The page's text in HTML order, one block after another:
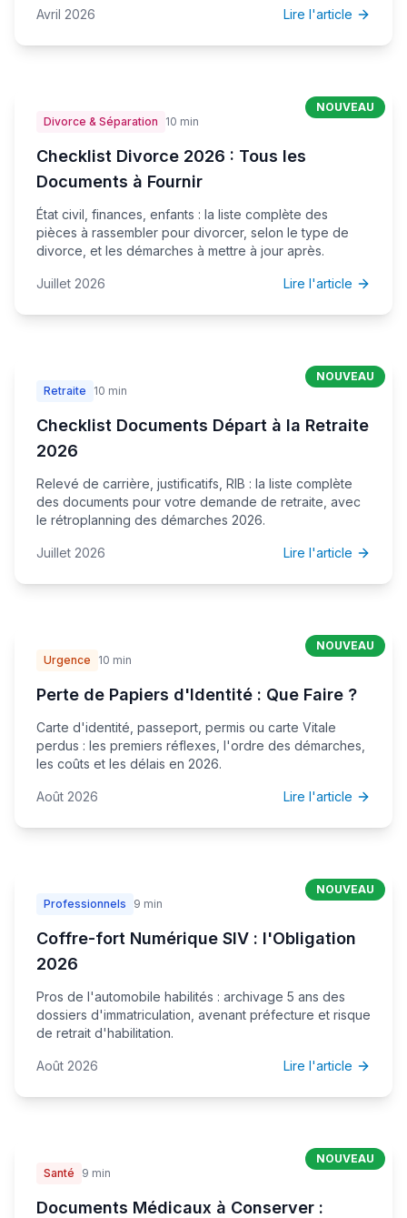
Avril 2026 Lire l'article
NOUVEAU
Divorce & Séparation
10 min
Checklist Divorce 2026 : Tous les
Documents à Fournir
État civil, finances, enfants : la liste complète des
pièces à rassembler pour divorcer, selon le type de
divorce, et les démarches à mettre à jour après.
Juillet 2026 Lire l'article
NOUVEAU
Retraite
10 min
Checklist Documents Départ à la Retraite
2026
Relevé de carrière, justificatifs, RIB : la liste complète
des documents pour votre demande de retraite, avec
le rétroplanning des démarches 2026.
Juillet 2026 Lire l'article
NOUVEAU
Urgence
10 min
Perte de Papiers d'Identité : Que Faire ?
Carte d'identité, passeport, permis ou carte Vitale
perdus : les premiers réflexes, l'ordre des démarches,
les coûts et les délais en 2026.
Août 2026 Lire l'article
NOUVEAU
Professionnels
9 min
Coffre-fort Numérique SIV : l'Obligation
2026
Pros de l'automobile habilités : archivage 5 ans des
dossiers d'immatriculation, avenant préfecture et risque
de retrait d'habilitation.
Août 2026 Lire l'article
NOUVEAU
Santé
9 min
Documents Médicaux à Conserver :